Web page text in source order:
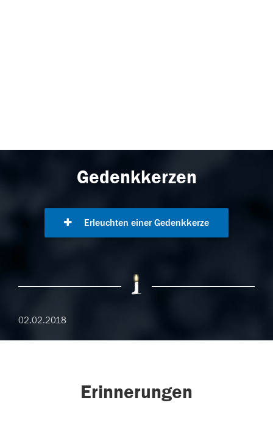
Gedenkkerzen
Erleuchten einer Gedenkkerze
02.02.2018
Erinnerungen